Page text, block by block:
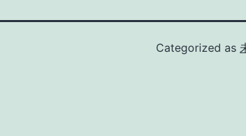
Categorized as